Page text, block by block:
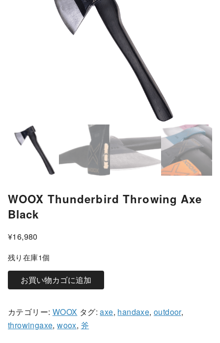
WOOX Thunderbird Throwing Axe
Black
¥16,980
残り在庫1個
O
X
T
お買い物カゴに追加
カテゴリー: WOOX タグ:axe, handaxe,outdoor,
throwingaxe,woox, 斧